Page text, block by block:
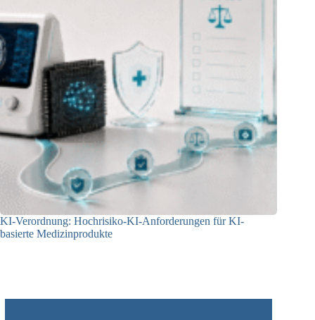
KI-Verordnung: Hochrisiko-KI-Anforderungen für KI-
basierte Medizinprodukte